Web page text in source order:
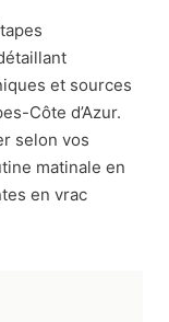
et sources
Côte d’Azur.
selon vos
matinale en
en vrac